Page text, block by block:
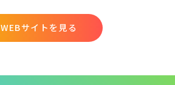
WEBサイトを見る